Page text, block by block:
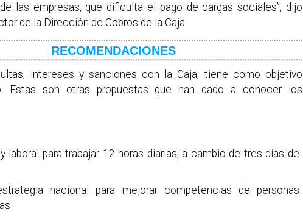
las empresas, que dificulta el pago de cargas sociales”, dijo
de la Dirección de Cobros de la Caja.
RECOMENDACIONES
intereses y sanciones con la Caja, tiene como objetivo
Estas son otras propuestas que han dado a conocer los
laboral para trabajar 12 horas diarias, a cambio de tres días de
nacional para mejorar competencias de personas